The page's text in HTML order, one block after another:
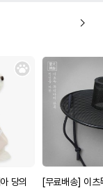
당의
[무료배송] 이츠